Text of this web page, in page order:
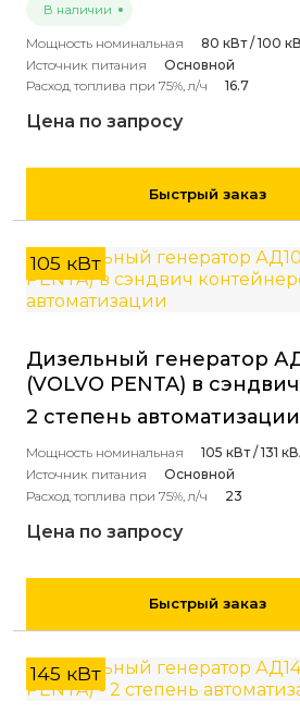
В наличии
Мощность номинальная
80 кВт / 100
Источник питания
Основной
Расход топлива при 75%, л/ч
16.7
Цена по запросу
Быстрый заказ
105 кВт
Дизельный генератор
(VOLVO PENTA) в
2 степень автоматизации
Мощность номинальная
105 кВт / 131
Источник питания
Основной
Расход топлива при 75%, л/ч
23
Цена по запросу
Быстрый заказ
145 кВт